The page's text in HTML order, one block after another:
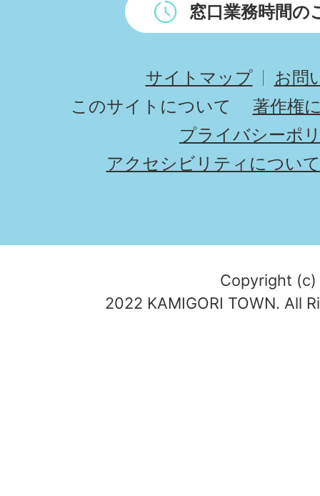
窓口業務時間の
サイトマップ
お問
このサイトについて
著作権
プライバシーポ
アクセシビリティについて
Copyright (c)
2022 KAMIGORI TOWN. All